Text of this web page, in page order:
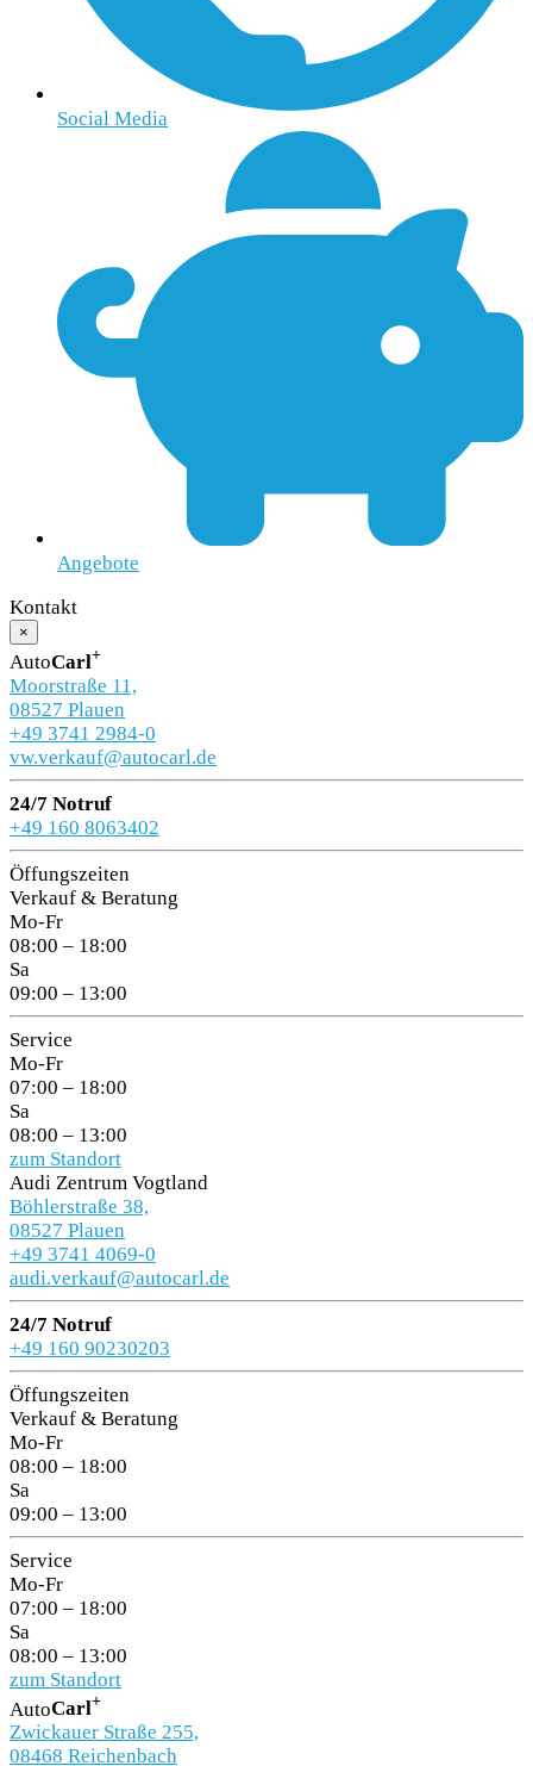
Social Media
Angebote
Kontakt
×
AutoCarl+
Moorstraße 11,
08527 Plauen
+49 3741 2984-0
vw.verkauf@autocarl.de
24/7 Notruf
+49 160 8063402
Öffungszeiten
Verkauf & Beratung
Mo-Fr
08:00 – 18:00
Sa
09:00 – 13:00
Service
Mo-Fr
07:00 – 18:00
Sa
08:00 – 13:00
zum Standort
Audi Zentrum Vogtland
Böhlerstraße 38,
08527 Plauen
+49 3741 4069-0
audi.verkauf@autocarl.de
24/7 Notruf
+49 160 90230203
Öffungszeiten
Verkauf & Beratung
Mo-Fr
08:00 – 18:00
Sa
09:00 – 13:00
Service
Mo-Fr
07:00 – 18:00
Sa
08:00 – 13:00
zum Standort
AutoCarl+
Zwickauer Straße 255,
08468 Reichenbach